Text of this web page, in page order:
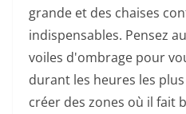
grande et des chaises
indispensables. Pensez
voiles d'ombrage pour
durant les heures les
créer des zones où il fait